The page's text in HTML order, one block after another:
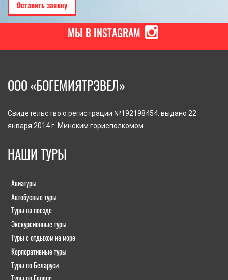
МЫ В INSTAGRAM
ООО «БОГЕМИЯТРЭВЕЛ»
Свидетельство о регистрации №192198454, выдано 22
января 2014 г. Минским горисполкомом.
НАШИ ТУРЫ
Авиатуры
Автобусные туры
Туры на поезде
Экскурсионные туры
Туры с отдыхом на море
Корпоративные туры
Туры по Беларуси